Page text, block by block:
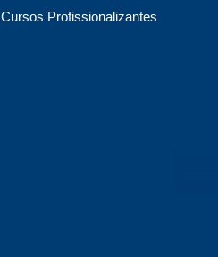
Cursos Profissionalizantes